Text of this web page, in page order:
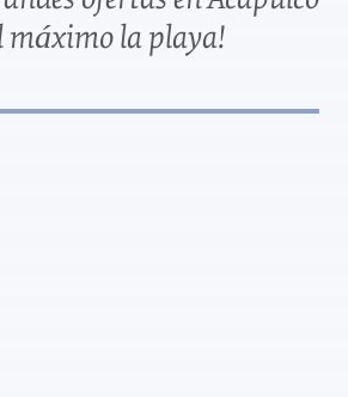
máximo la playa!